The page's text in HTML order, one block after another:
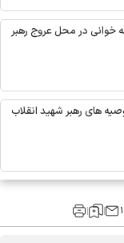
در محل عروج رهبر
های رهبر شهید انقلاب